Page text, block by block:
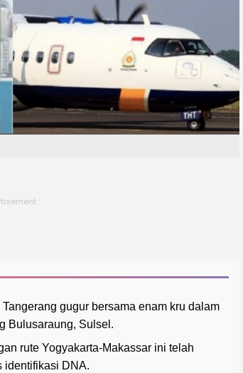
gugur bersama enam kru dalam
Bulusaraung, Sulsel.
rute Yogyakarta-Makassar ini telah
identifikasi DNA.